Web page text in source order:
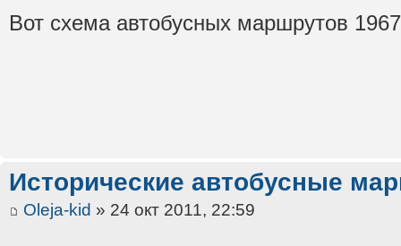
Вот схема автобусных маршрутов
Исторические автобусные
Oleja-kid » 24 окт 2011, 22:59